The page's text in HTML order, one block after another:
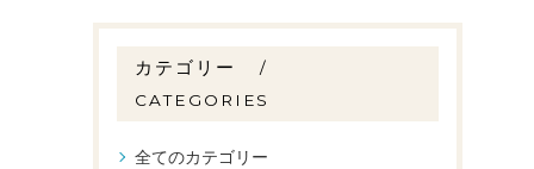
カテゴリー
CATEGORIES
全てのカテゴリー